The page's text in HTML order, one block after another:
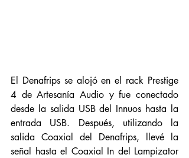
El Denafrips se alojó en el rack Prestige
4 de Artesanía Audio y fue conectado
desde la salida USB del Innuos hasta la
entrada USB. Después, utilizando la
salida Coaxial del Denafrips, llevé la
señal hasta el Coaxial In del Lampizator